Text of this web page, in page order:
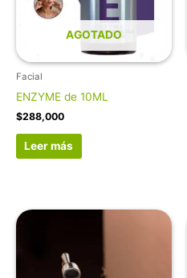
AGOTADO
Facial
ENZYME de 10ML
$288,000
Leer más